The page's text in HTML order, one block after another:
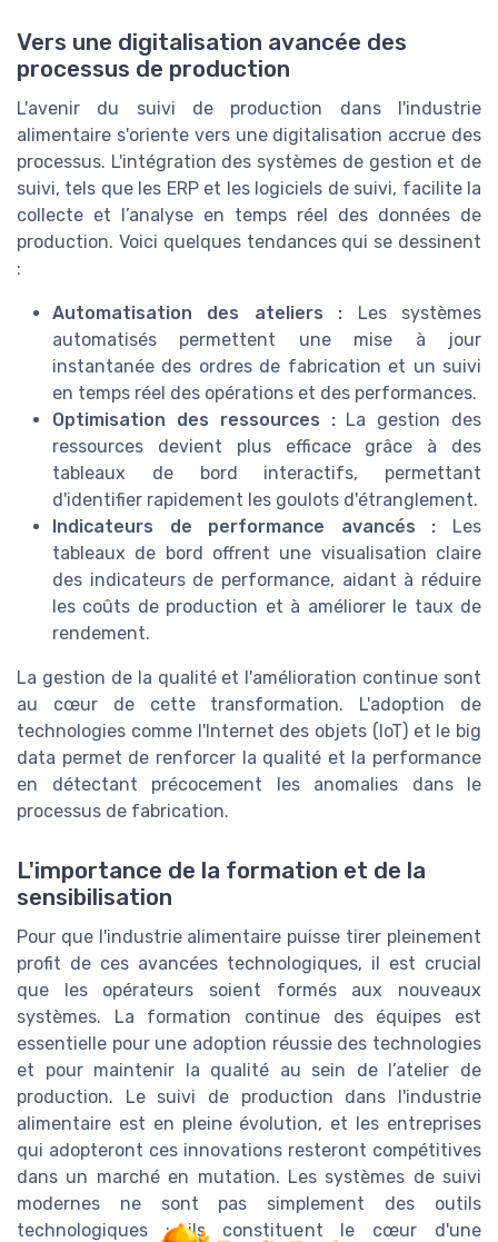
Vers une digitalisation avancée des
processus de production
L'avenir du suivi de production dans l'industrie
alimentaire s'oriente vers une digitalisation accrue des
processus. L'intégration des systèmes de gestion et de
suivi, tels que les ERP et les logiciels de suivi, facilite la
collecte et l’analyse en temps réel des données de
production. Voici quelques tendances qui se dessinent
:
Automatisation des ateliers : Les systèmes
automatisés permettent une mise à jour
instantanée des ordres de fabrication et un suivi
en temps réel des opérations et des performances.
Optimisation des ressources :La gestion des
ressources devient plus efficace grâce à des
tableaux de bord interactifs, permettant
d'identifier rapidement les goulots d'étranglement.
Indicateurs de performance avancés : Les
tableaux de bord offrent une visualisation claire
des indicateurs de performance, aidant à réduire
les coûts de production et à améliorer le taux de
rendement.
La gestion de la qualité et l'amélioration continue sont
au cœur de cette transformation. L'adoption de
technologies comme l'Internet des objets (IoT) et le big
data permet de renforcer la qualité et la performance
en détectant précocement les anomalies dans le
processus de fabrication.
L'importance de la formation et de la
sensibilisation
Pour que l'industrie alimentaire puisse tirer pleinement
profit de ces avancées technologiques, il est crucial
que les opérateurs soient formés aux nouveaux
systèmes. La formation continue des équipes est
essentielle pour une adoption réussie des technologies
et pour maintenir la qualité au sein de l’atelier de
production. Le suivi de production dans l'industrie
alimentaire est en pleine évolution, et les entreprises
qui adopteront ces innovations resteront compétitives
dans un marché en mutation. Les systèmes de suivi
modernes ne sont pas simplement des outils
technologiques ; ils constituent le cœur d'une